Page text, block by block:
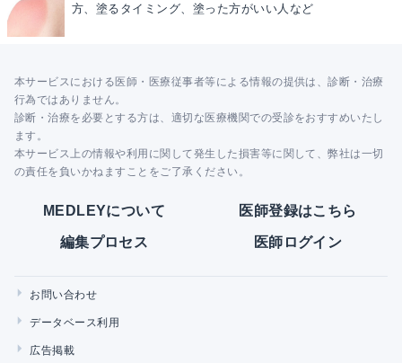
方、塗るタイミング、塗った方がいい人など
本サービスにおける医師・医療従事者等による情報の提供は、診断・治療
行為ではありません。
診断・治療を必要とする方は、適切な医療機関での受診をおすすめいたし
ます。
本サービス上の情報や利用に関して発生した損害等に関して、弊社は一切
の責任を負いかねますことをご了承ください。
MEDLEYについて 医師登録はこちら
編集プロセス 医師ログイン
お問い合わせ
データベース利用
広告掲載